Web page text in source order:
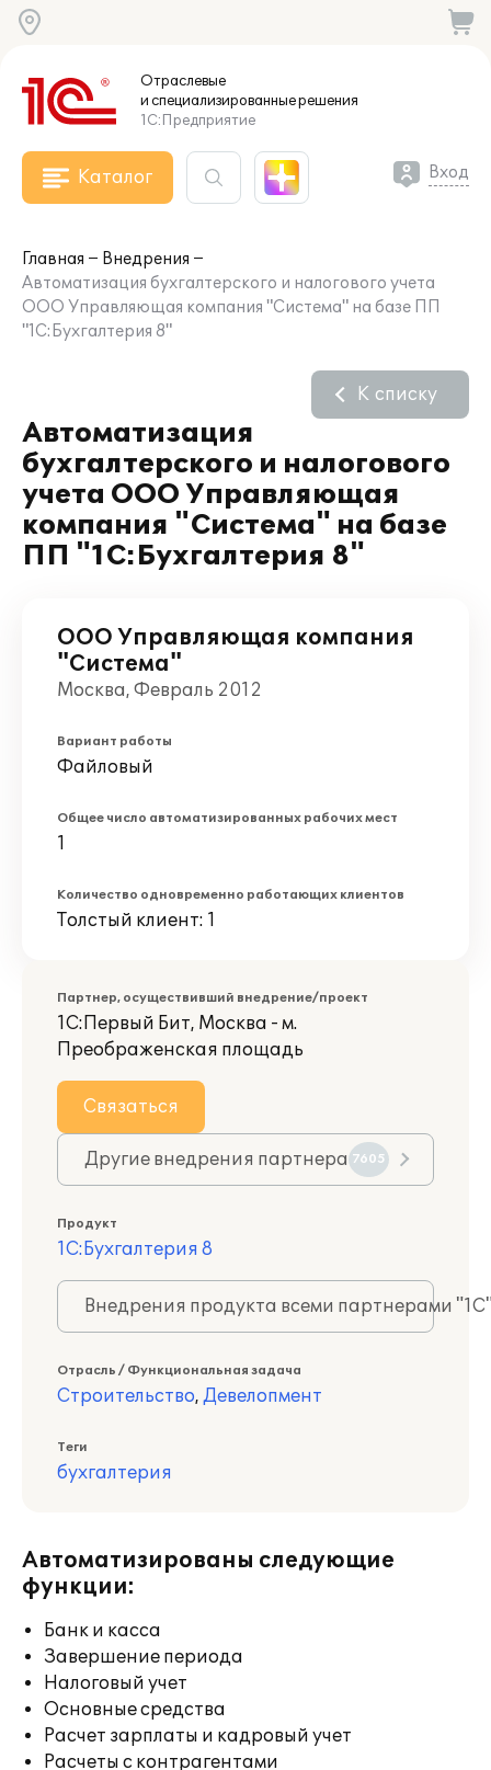
Отраслевые
и специализированныерешения
1С:Предприятие
Каталог Вход
Главная
Внедрения
Автоматизация бухгалтерского и налогового учета
ООО Управляющая компания "Система" на базе ПП
"1С:Бухгалтерия 8"
Автоматизация
бухгалтерского и налогового
учета ООО Управляющая
компания "Система" на базе
ПП "1С:Бухгалтерия 8"
К списку
ООО Управляющая компания
"Система"
Москва, Февраль 2012
Вариант работы
Файловый
Общее число автоматизированных рабочих мест
1
Количество одновременно работающих клиентов
Толстый клиент: 1
Партнер, осуществивший внедрение/проект
1С:Первый Бит, Москва - м.
Преображенская площадь
Связаться
Другие внедрения партнера 7605
Продукт
1С:Бухгалтерия 8
Внедрения продукта всеми партнерами
Отрасль / Функциональная задача
Строительство, Девелопмент
Теги
бухгалтерия
Автоматизированы следующие
функции:
Банк и касса
Завершение периода
Налоговый учет
Основные средства
Расчет зарплаты и кадровый учет
Расчеты с контрагентами